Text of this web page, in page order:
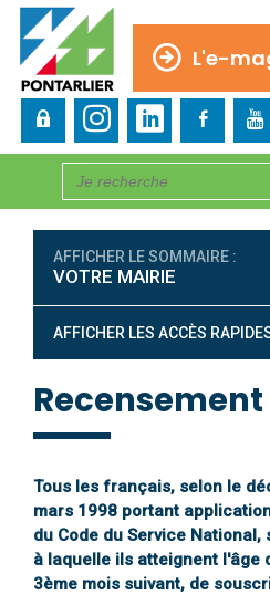
L'e-
AFFICHER LE SOMMAIRE :
VOTRE MAIRIE
AFFICHER LES ACCÈS
Tous les français, selon le
mars 1998 portant
du Code du Service
à laquelle ils atteignent l'âge
3ème mois suivant, de